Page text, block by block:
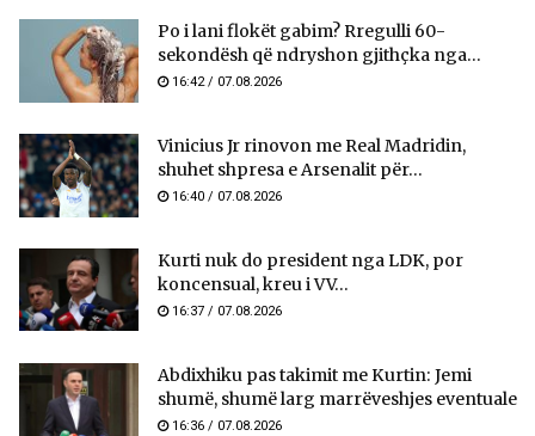
Po i lani flokët gabim? Rregulli 60-
sekondësh që ndryshon gjithçka nga...
16:42 / 07.08.2026
Vinicius Jr rinovon me Real Madridin,
shuhet shpresa e Arsenalit për...
16:40 / 07.08.2026
Kurti nuk do president nga LDK, por
koncensual, kreu i VV...
16:37 / 07.08.2026
Abdixhiku pas takimit me Kurtin: Jemi
shumë, shumë larg marrëveshjes eventuale
16:36 / 07.08.2026